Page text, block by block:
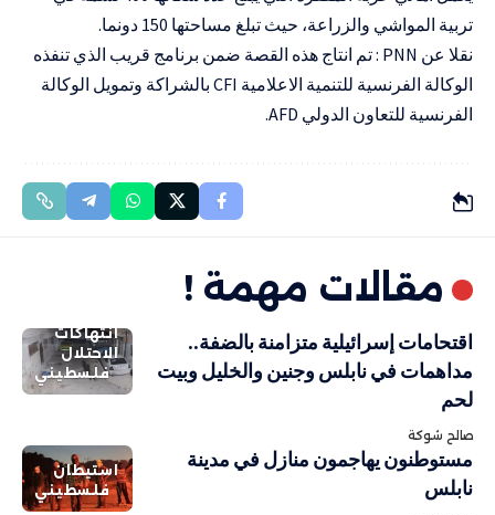
تربية المواشي والزراعة، حيث تبلغ مساحتها 150 دونما.
نقلا عن PNN : تم انتاج هذه القصة ضمن برنامج قريب الذي تنفذه
الوكالة الفرنسية للتنمية الاعلامية CFI بالشراكة وتمويل الوكالة
الفرنسية للتعاون الدولي AFD.
مقالات مهمة !
انتهاكات
الاحتلال
فلسطيني
اقتحامات إسرائيلية متزامنة بالضفة..
مداهمات في نابلس وجنين والخليل وبيت
لحم
صالح شوكة
استيطان
فلسطيني
مستوطنون يهاجمون منازل في مدينة
نابلس